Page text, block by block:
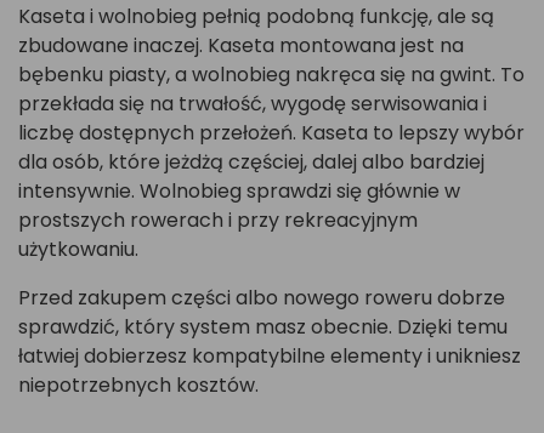
Kaseta i wolnobieg pełnią podobną funkcję, ale są
zbudowane inaczej. Kaseta montowana jest na
bębenku piasty, a wolnobieg nakręca się na gwint. To
przekłada się na trwałość, wygodę serwisowania i
liczbę dostępnych przełożeń. Kaseta to lepszy wybór
dla osób, które jeżdżą częściej, dalej albo bardziej
intensywnie. Wolnobieg sprawdzi się głównie w
prostszych rowerach i przy rekreacyjnym
użytkowaniu.
Przed zakupem części albo nowego roweru dobrze
sprawdzić, który system masz obecnie. Dzięki temu
łatwiej dobierzesz kompatybilne elementy i unikniesz
niepotrzebnych kosztów.